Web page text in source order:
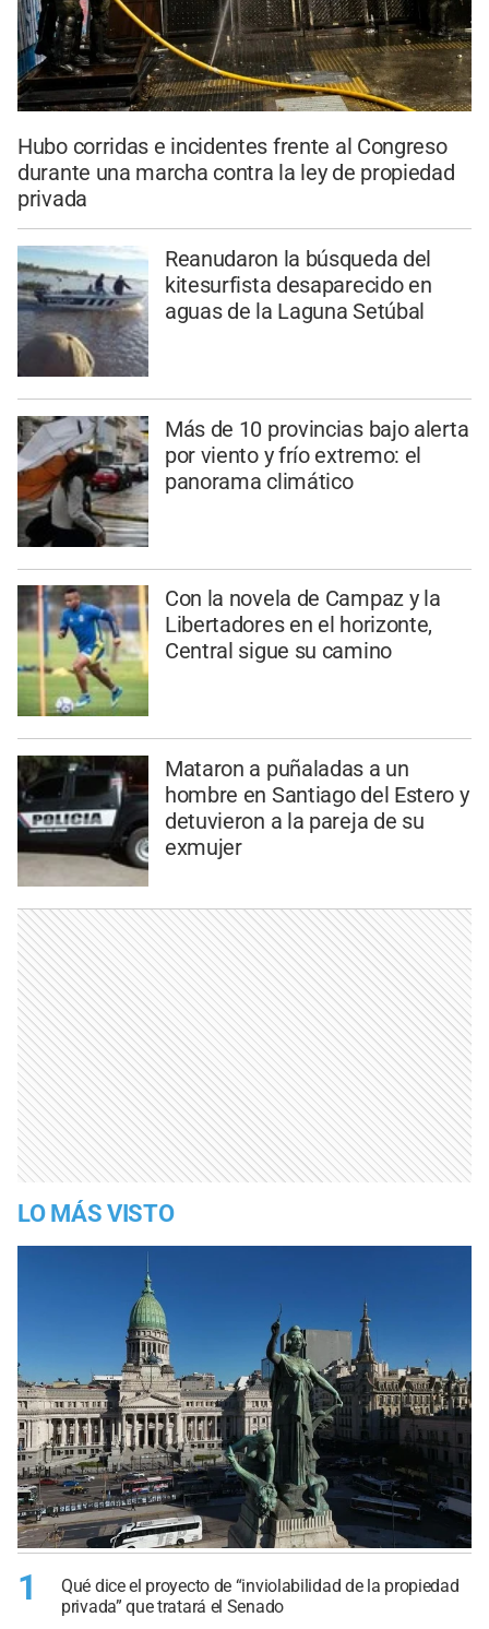
Hubo corridas e incidentes frente al Congreso
durante una marcha contra la ley de propiedad
privada
Reanudaron la búsqueda del
kitesurfista desaparecido en
aguas de la Laguna Setúbal
Más de 10 provincias bajo alerta
por viento y frío extremo: el
panorama climático
Con la novela de Campaz y la
Libertadores en el horizonte,
Central sigue su camino
Mataron a puñaladas a un
hombre en Santiago del Estero y
detuvieron a la pareja de su
exmujer
LO MÁS VISTO
1
Qué dice el proyecto de “inviolabilidad de la propiedad
privada” que tratará el Senado